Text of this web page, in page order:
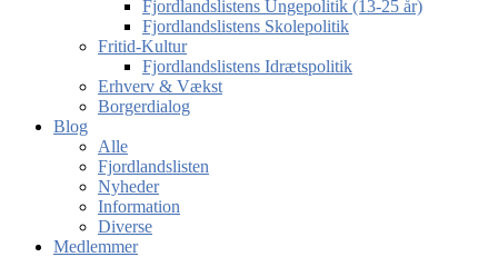
Fjordlandslistens Ungepolitik (13-25 år)
Fjordlandslistens Skolepolitik
Fritid-Kultur
Fjordlandslistens Idrætspolitik
Erhverv & Vækst
Borgerdialog
Blog
Alle
Fjordlandslisten
Nyheder
Information
Diverse
Medlemmer